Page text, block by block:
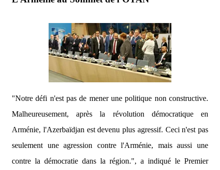
"Notre défi n'est pas de mener une politique non constructive.
Malheureusement, après la révolution démocratique en
Arménie, l'Azerbaïdjan est devenu plus agressif. Ceci n'est pas
seulement une agression contre l'Arménie, mais aussi une
contre la démocratie dans la région.", a indiqué le Premier